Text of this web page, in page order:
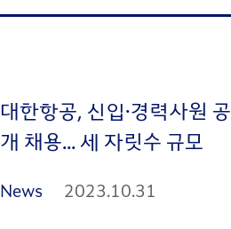
대한항공, 신입·경력사원 공
개 채용... 세 자릿수 규모
News 2023.10.31